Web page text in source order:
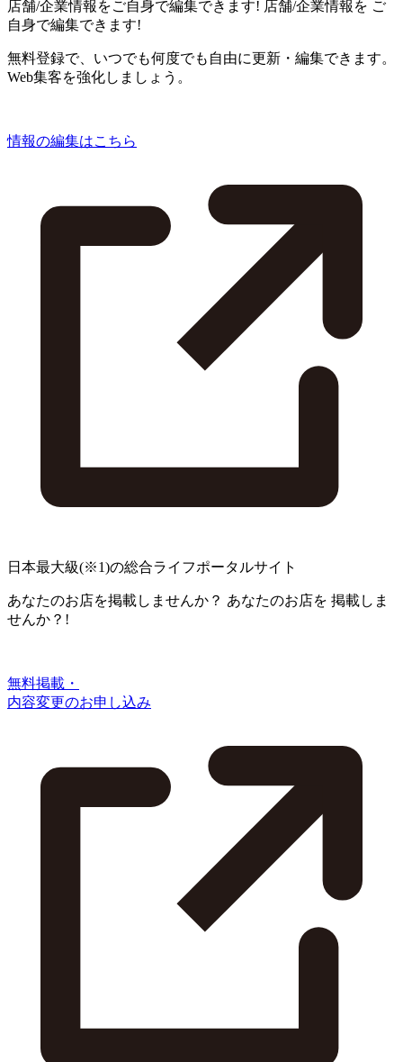
店舗/企業情報をご自身で編集できます! 店舗/企業情報を ご
自身で編集できます!
無料登録で、いつでも何度でも自由に更新・編集できます。
Web集客を強化しましょう。
情報の編集はこちら
日本最大級(※1)の総合ライフポータルサイト
あなたのお店を掲載しませんか？ あなたのお店を 掲載しま
せんか？!
無料掲載・
内容変更のお申し込み